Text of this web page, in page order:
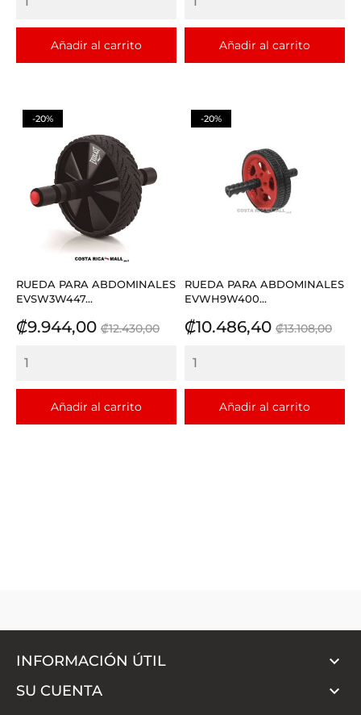
Añadir al carrito Añadir al carrito
RUEDA PARA ABDOMINALES
EVSW3W447...
Precio
₡9.944,00 Precio
₡12.430,00
Añadir al carrito
-20%
RUEDA PARA ABDOMINALES
EVWH9W400...
Precio
₡10.486,40 Precio
₡13.108,00
Añadir al carrito
-20%
INFORMACIÓN ÚTIL 
SU CUENTA 